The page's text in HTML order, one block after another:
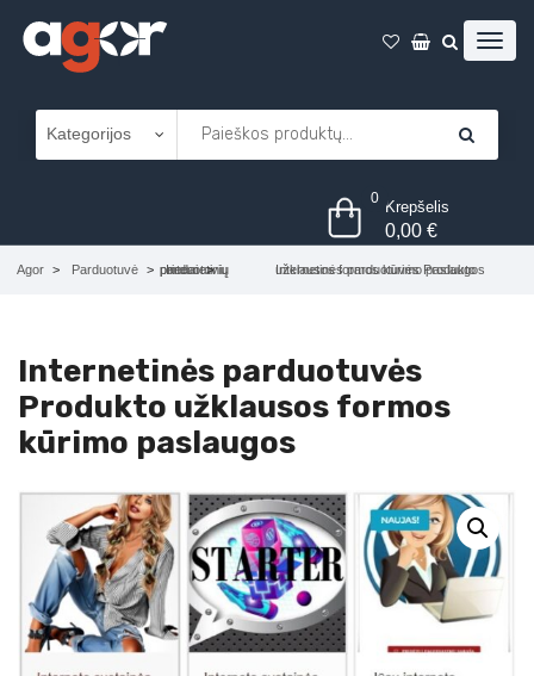
0 Krepšelis
0,00€
Agor Parduotuvė Internetinių parduotuvių priedai Internetinės parduotuvės Produkto užklausos formos kūrimo paslaugos
Internetinės parduotuvės
Produkto užklausos formos
kūrimo paslaugos